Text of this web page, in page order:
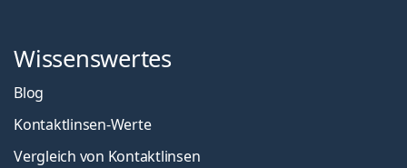
Wissenswertes
Blog
Kontaktlinsen-Werte
Vergleich von Kontaktlinsen